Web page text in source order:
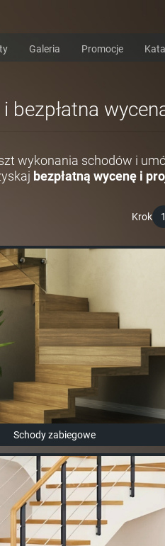
Galeria Promocje
bezpłatna
wykonania schodów i
bezpłatną wycenę i
Krok 1
Schody zabiegowe